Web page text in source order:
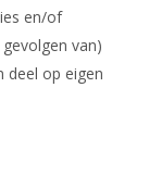
en/of
van)
deel op eigen